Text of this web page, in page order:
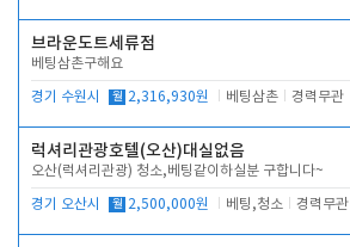
브라운도트세류점
베팅삼촌구해요
경기 수원시 월 2,316,930원 베팅삼촌 경력무관
럭셔리관광호텔(오산)대실없음
오산(럭셔리관광) 청소,베팅같이하실분 구합니다~
경기 오산시 월 2,500,000원 베팅,청소 경력무관